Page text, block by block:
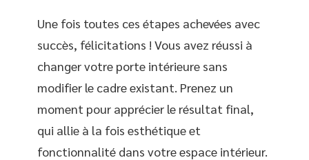
Une fois toutes ces étapes achevées avec
succès, félicitations ! Vous avez réussi à
changer votre porte intérieure sans
modifier le cadre existant. Prenez un
moment pour apprécier le résultat final,
qui allie à la fois esthétique et
fonctionnalité dans votre espace intérieur.